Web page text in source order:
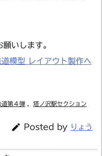
いします。
第４弾 塔ノ沢駅セクション
 Posted by りょう